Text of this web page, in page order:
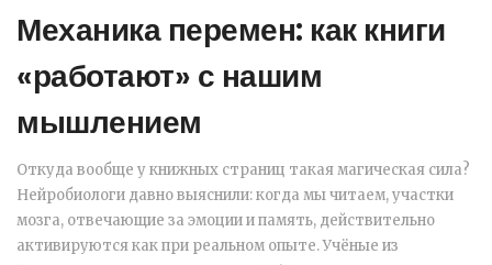
Механика перемен: как книги
«работают» с нашим
мышлением
Откуда вообще у книжных страниц такая магическая сила?
Нейробиологи давно выяснили: когда мы читаем, участки
мозга, отвечающие за эмоции и память, действительно
активируются как при реальном опыте. Учёные из